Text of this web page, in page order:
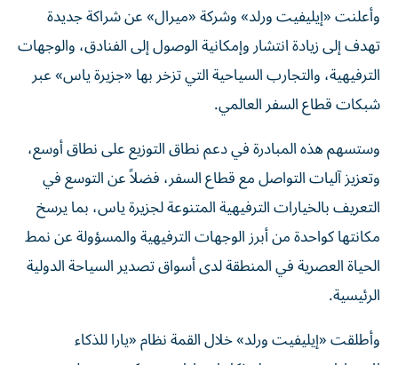
وأعلنت «إيليفيت ورلد» وشركة «ميرال» عن شراكة جديدة
تهدف إلى زيادة انتشار وإمكانية الوصول إلى الفنادق، والوجهات
الترفيهية، والتجارب السياحية التي تزخر بها «جزيرة ياس» عبر
شبكات قطاع السفر العالمي.
وستسهم هذه المبادرة في دعم نطاق التوزيع على نطاق أوسع،
وتعزيز آليات التواصل مع قطاع السفر، فضلاً عن التوسع في
التعريف بالخيارات الترفيهية المتنوعة لجزيرة ياس، بما يرسخ
مكانتها كواحدة من أبرز الوجهات الترفيهية والمسؤولة عن نمط
الحياة العصرية في المنطقة لدى أسواق تصدير السياحة الدولية
الرئيسية.
وأطلقت «إيليفيت ورلد» خلال القمة نظام «يارا للذكاء